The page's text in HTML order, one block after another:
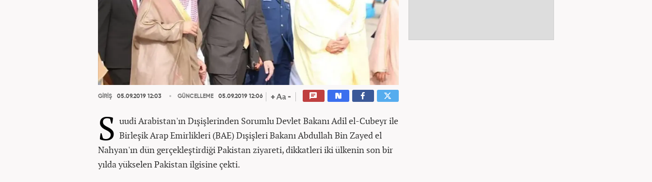
GİRİŞ 05.09.2019 12:03 GÜNCELLEME 05.09.2019 12:06
S uudi Arabistan'ın Dışişlerinden Sorumlu Devlet Bakanı Adil el-Cubeyr ile
Birleşik Arap Emirlikleri (BAE) Dışişleri Bakanı Abdullah Bin Zayed el
Nahyan'ın dün gerçekleştirdiği Pakistan ziyareti, dikkatleri iki ülkenin son bir
yılda yükselen Pakistan ilgisine çekti.